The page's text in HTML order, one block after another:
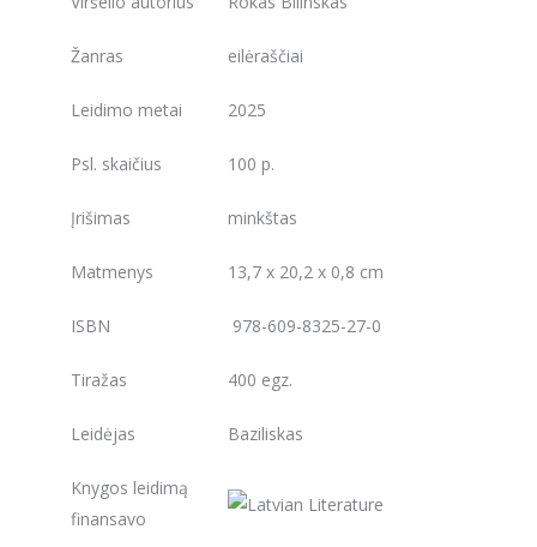
Žanras eilėraščiai
Leidimo metai 2025
Psl. skaičius 100 p.
Įrišimas minkštas
Matmenys 13,7 x 20,2 x 0,8 cm
ISBN 978-609-8325-27-0
Tiražas 400 egz.
Leidėjas Baziliskas
Knygos leidimą
finansavo